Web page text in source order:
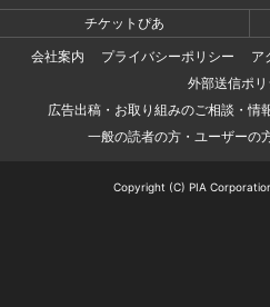
チケットぴあ
会社案内
プライバシーポリシー
ア
外部送信ポリ
広告出稿・お取り組みのご相談・情
一般の読者の方・ユーザーの
Copyright (C) PIA